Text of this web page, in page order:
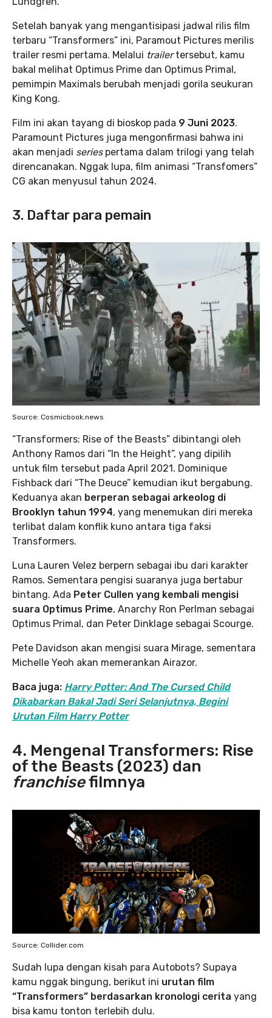
Setelah banyak yang mengantisipasi jadwal rilis film
terbaru “Transformers” ini, Paramout Pictures merilis
trailer resmi pertama. Melalui trailertersebut, kamu
bakal melihat Optimus Prime dan Optimus Primal,
pemimpin Maximals berubah menjadi gorila seukuran
King Kong.
Film ini akan tayang di bioskop pada 9 Juni 2023.
Paramount Pictures juga mengonfirmasi bahwa ini
akan menjadi series pertama dalam trilogi yang telah
direncanakan. Nggak lupa, film animasi “Transfomers”
CG akan menyusul tahun 2024.
3. Daftar para pemain
Source: Cosmicbook.news
“Transformers: Rise of the Beasts” dibintangi oleh
Anthony Ramos dari “In the Height”, yang dipilih
untuk film tersebut pada April 2021. Dominique
Fishback dari “The Deuce” kemudian ikut bergabung.
Keduanya akan berperan sebagai arkeolog di
Brooklyn tahun 1994, yang menemukan diri mereka
terlibat dalam konflik kuno antara tiga faksi
Transformers.
Luna Lauren Velez berpern sebagai ibu dari karakter
Ramos. Sementara pengisi suaranya juga bertabur
bintang. Ada Peter Cullen yang kembali mengisi
suara Optimus Prime, Anarchy Ron Perlman sebagai
Optimus Primal, dan Peter Dinklage sebagai Scourge.
Pete Davidson akan mengisi suara Mirage, sementara
Michelle Yeoh akan memerankan Airazor.
Baca juga: Harry Potter: And The Cursed Child
Dikabarkan Bakal Jadi Seri Selanjutnya, Begini
Urutan Film Harry Potter
4. Mengenal Transformers: Rise
of the Beasts (2023) dan
franchisefilmnya
Source: Collider.com
Sudah lupa dengan kisah para Autobots? Supaya
kamu nggak bingung, berikut ini urutan film
“Transformers” berdasarkan kronologi cerita yang
bisa kamu tonton terlebih dulu.